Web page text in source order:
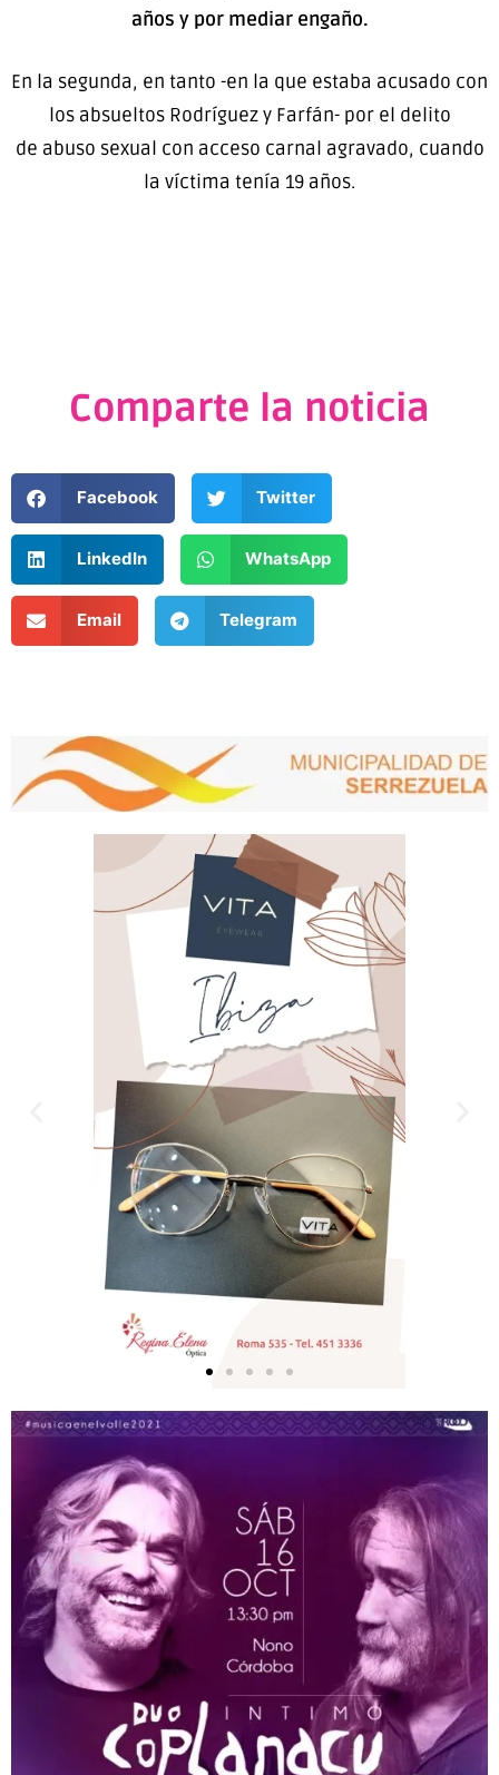
años y por mediar engaño.
En la segunda, en tanto -en la que estaba acusado con
los absueltos Rodríguez y Farfán- por el delito
de abuso sexual con acceso carnal agravado, cuando
la víctima tenía 19 años.
Comparte la noticia
Facebook Twitter
LinkedIn WhatsApp
Email Telegram